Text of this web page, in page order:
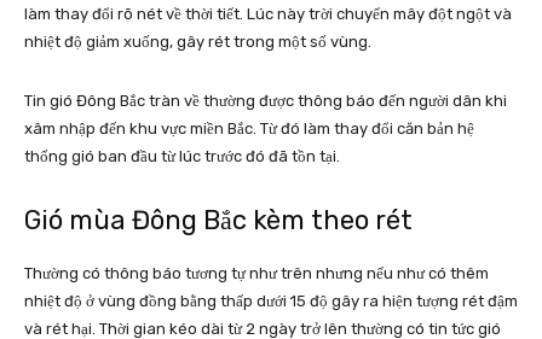
làm thay đổi rõ nét về thời tiết. Lúc này trời chuyển mây đột ngột và
nhiệt độ giảm xuống, gây rét trong một số vùng.
Tin gió Đông Bắc tràn về thường được thông báo đến người dân khi
xâm nhập đến khu vực miền Bắc. Từ đó làm thay đổi căn bản hệ
thống gió ban đầu từ lúc trước đó đã tồn tại.
Gió mùa Đông Bắc kèm theo rét
Thường có thông báo tương tự như trên nhưng nếu như có thêm
nhiệt độ ở vùng đồng bằng thấp dưới 15 độ gây ra hiện tượng rét đậm
và rét hại. Thời gian kéo dài từ 2 ngày trở lên thường có tin tức gió